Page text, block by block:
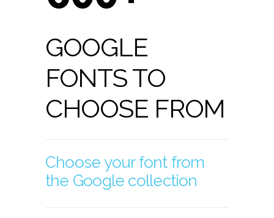
GOOGLE
FONTS TO
CHOOSE FROM
Choose your font from
the Google collection